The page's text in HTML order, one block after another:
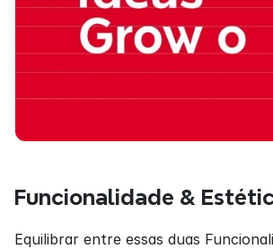
Funcionalidade &
Equilibrar entre essas duas